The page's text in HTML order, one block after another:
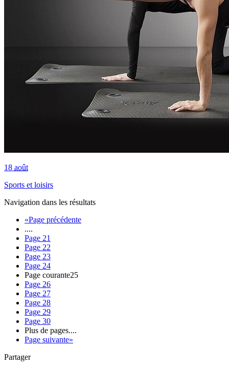
18 août
Sports et loisirs
Navigation dans les résultats
«Page précédente
....
Page 21
Page 22
Page 23
Page 24
Page courante25
Page 26
Page 27
Page 28
Page 29
Page 30
Plus de pages....
Page suivante»
Partager